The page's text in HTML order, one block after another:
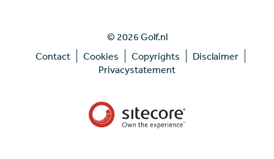
© 2026 Golf.nl
Contact
Cookies Copyrights
Disclaimer
Privacystatement